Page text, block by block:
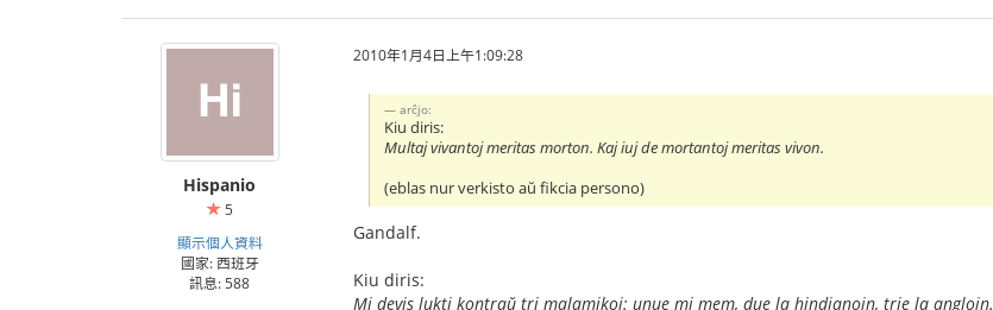
Hispanio
5
顯示個人資料
國家: 西班牙
訊息: 588
2010年1月4日上午1:09:28
arĉjo:
Kiu diris:
Multaj vivantoj meritas morton. Kaj iuj de mortantoj meritas vivon.
(eblas nur verkisto aŭ fikcia persono)
Gandalf.
Kiu diris:
Mi devis lukti kontraŭ tri malamikoj: unue mi mem, due la hindianojn, trie la anglojn.